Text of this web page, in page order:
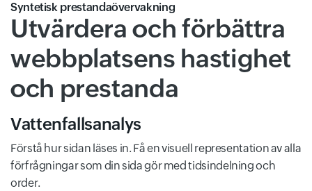
Syntetisk prestandaövervakning
Utvärdera och förbättra
webbplatsens hastighet
och prestanda
Vattenfallsanalys
Förstå hur sidan läses in. Få en visuell representation av alla
förfrågningar som din sida gör med tidsindelning och
order.